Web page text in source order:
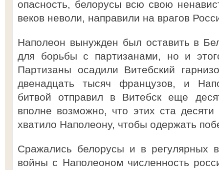
опасность, белорусы всю свою
веков неволи, направили на врагов
Наполеон вынужден был оставить в
для борьбы с партизанами, но и
Партизаны осадили Витебский
двенадцать тысяч французов, и
битвой отправил в Витебск еще
вполне возможно, что этих ста
хватило Наполеону, чтобы одержать
Сражались белорусы и в регулярных
войны с Наполеоном численность